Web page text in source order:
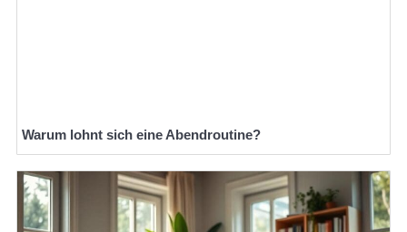
Warum lohnt sich eine Abendroutine?